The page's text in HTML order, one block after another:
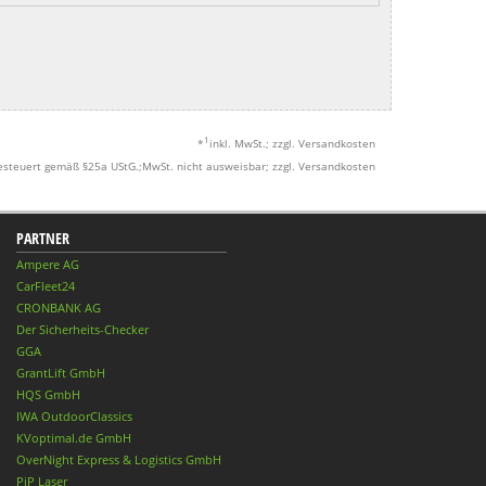
* 1 inkl. MwSt.; zzgl. Versandkosten
gemäß §25a UStG.;MwSt. nicht ausweisbar; zzgl. Versandkosten
PARTNER
Ampere AG
CarFleet24
CRONBANK AG
Der Sicherheits-Checker
GGA
GrantLift GmbH
HQS GmbH
IWA OutdoorClassics
KVoptimal.de GmbH
OverNight Express & Logistics GmbH
PiP Laser